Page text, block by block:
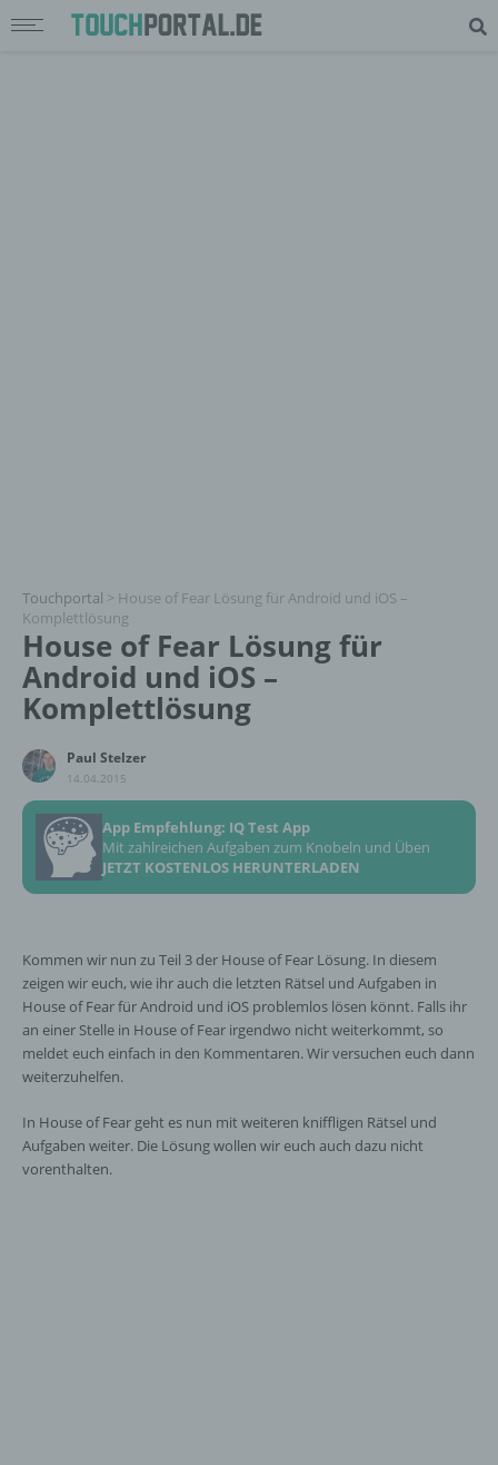
Touchportal > House of Fear Lösung für Android und iOS –
Komplettlösung
House of Fear Lösung für
Android und iOS –
Komplettlösung
Paul Stelzer
14.04.2015
App Empfehlung: IQ Test App
Mit zahlreichen Aufgaben zum Knobeln und Üben
JETZT KOSTENLOS HERUNTERLADEN
Kommen wir nun zu Teil 3 der House of Fear Lösung. In diesem
zeigen wir euch, wie ihr auch die letzten Rätsel und Aufgaben in
House of Fear für Android und iOS problemlos lösen könnt. Falls ihr
an einer Stelle in House of Fear irgendwo nicht weiterkommt, so
meldet euch einfach in den Kommentaren. Wir versuchen euch dann
weiterzuhelfen.
In House of Fear geht es nun mit weiteren kniffligen Rätsel und
Aufgaben weiter. Die Lösung wollen wir euch auch dazu nicht
vorenthalten.